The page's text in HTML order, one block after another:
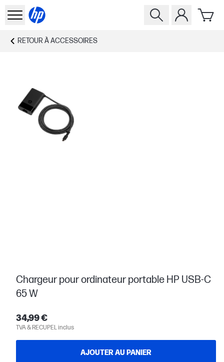
RETOUR ÀACCESSOIRES
Chargeur pour ordinateur portable HP USB-C
65 W
34,99 €
TVA & RECUPEL inclus
AJOUTER AU PANIER